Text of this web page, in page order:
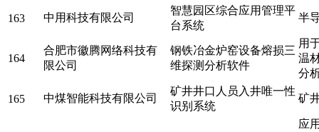
163 中用科技有限公司
智慧园区综合应用管理平
台系统
半
164
合肥市徽腾网络科技有
限公司
钢铁冶金炉窑设备熔损三
维探测分析软件
用
温
分
165 中煤智能科技有限公司
矿井井口人员入井唯一性
识别系统
矿
应